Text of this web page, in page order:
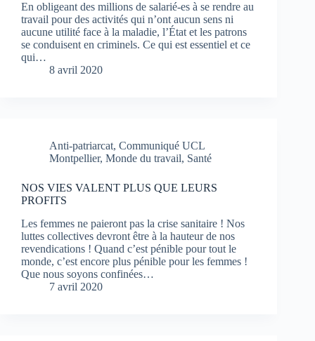
En obligeant des millions de salarié-es à se rendre au
travail pour des activités qui n’ont aucun sens ni
aucune utilité face à la maladie, l’État et les patrons
se conduisent en criminels. Ce qui est essentiel et ce
qui…
8 avril 2020
Anti-patriarcat, Communiqué UCL
Montpellier, Monde du travail, Santé
NOS VIES VALENT PLUS QUE LEURS
PROFITS
Les femmes ne paieront pas la crise sanitaire ! Nos
luttes collectives devront être à la hauteur de nos
revendications ! Quand c’est pénible pour tout le
monde, c’est encore plus pénible pour les femmes !
Que nous soyons confinées…
7 avril 2020